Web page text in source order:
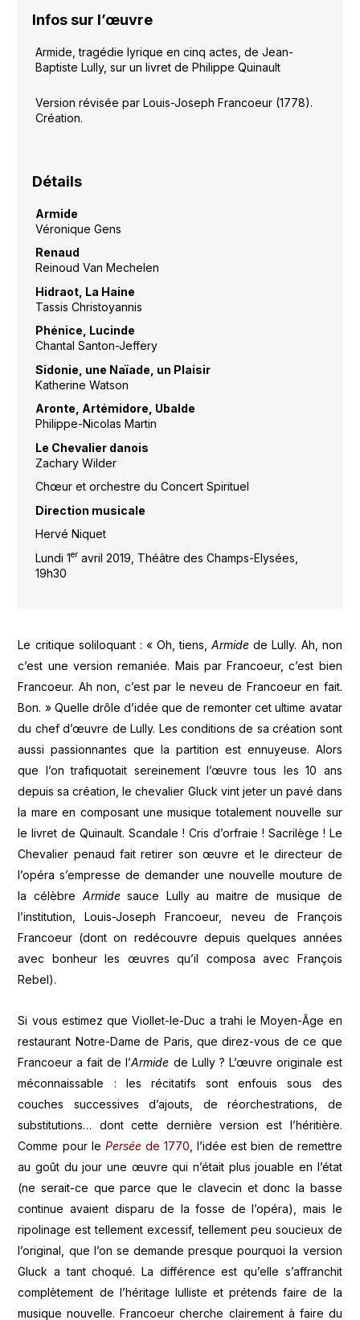
Infos sur l’œuvre
Armide, tragédie lyrique en cinq actes, de Jean-
Baptiste Lully, sur un livret de Philippe Quinault
Version révisée par Louis-Joseph Francoeur (1778).
Création.
Détails
Armide
Véronique Gens
Renaud
Reinoud Van Mechelen
Hidraot, La Haine
Tassis Christoyannis
Phénice, Lucinde
Chantal Santon-Jeffery
Sidonie, une Naïade, un Plaisir
Katherine Watson
Aronte, Artémidore, Ubalde
Philippe-Nicolas Martin
Le Chevalier danois
Zachary Wilder
Chœur et orchestre du Concert Spirituel
Direction musicale
Hervé Niquet
Lundi 1eravril 2019, Théâtre des Champs-Elysées,
19h30
Le critique soliloquant : « Oh, tiens,Armide de Lully. Ah, non
c’est une version remaniée. Mais par Francoeur, c’est bien
Francoeur. Ah non, c’est par le neveu de Francoeur en fait.
Bon. » Quelle drôle d’idée que de remonter cet ultime avatar
du chef d’œuvre de Lully. Les conditions de sa création sont
aussi passionnantes que la partition est ennuyeuse. Alors
que l’on trafiquotait sereinement l’œuvre tous les 10 ans
depuis sa création, le chevalier Gluck vint jeter un pavé dans
la mare en composant une musique totalement nouvelle sur
le livret de Quinault. Scandale ! Cris d’orfraie ! Sacrilège ! Le
Chevalier penaud fait retirer son œuvre et le directeur de
l’opéra s’empresse de demander une nouvelle mouture de
la célèbre Armidesauce Lully au maitre de musique de
l’institution, Louis-Joseph Francoeur, neveu de François
Francoeur (dont on redécouvre depuis quelques années
avec bonheur les œuvres qu’il composa avec François
Rebel).
Si vous estimez que Viollet-le-Duc a trahi le Moyen-Âge en
restaurant Notre-Dame de Paris, que direz-vous de ce que
Francoeur a fait de l’Armide de Lully ? L’œuvre originale est
méconnaissable : les récitatifs sont enfouis sous des
couches successives d’ajouts, de réorchestrations, de
substitutions… dont cette dernière version est l’héritière.
Comme pour le Perséede 1770 , l’idée est bien de remettre
au goût du jour une œuvre qui n’était plus jouable en l’état
(ne serait-ce que parce que le clavecin et donc la basse
continue avaient disparu de la fosse de l’opéra), mais le
ripolinage est tellement excessif, tellement peu soucieux de
l’original, que l’on se demande presque pourquoi la version
Gluck a tant choqué. La différence est qu’elle s’affranchit
complètement de l’héritage lulliste et prétends faire de la
musique nouvelle. Francoeur cherche clairement à faire du